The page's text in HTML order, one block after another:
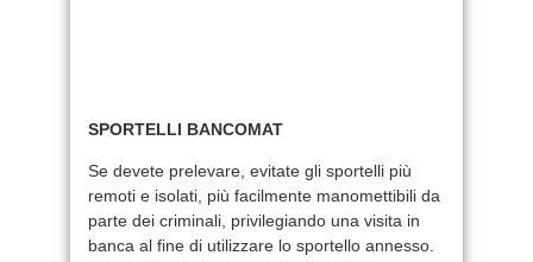
SPORTELLI BANCOMAT
Se devete prelevare, evitate gli sportelli più
remoti e isolati, più facilmente manomettibili da
parte dei criminali, privilegiando una visita in
banca al fine di utilizzare lo sportello annesso.